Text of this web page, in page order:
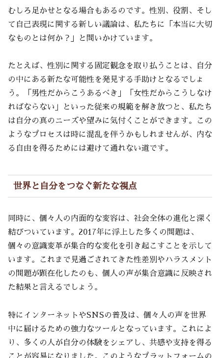
むしろ足かせとなる場合もあるのです。性別、役割、そし
て自己表現に関する新しい議論は、私たちに「本当に大切
なものとは何か？」と問いかけています。
たとえば、性別に関する固定観念を取り払うことは、自分
の中にある新たな可能性を発見する手助けとなるでしょ
う。「男性だからこうあるべき」「女性だからこうしなけ
ればならない」といった従来の規範を解き放つと、私たち
は自分の真のニーズや望みに気付くことができます。この
ようなプロセスは時に混乱を伴うかもしれませんが、内な
る自由を得るためには避けて通れない道です。
世界と自分をつなぐ新たな視点
同時に、個々人の内面的な変容は、社会全体の進化と深く
結びついています。2017年に浮上した多くの問題は、
個々の意識変革が集合的な変化を引き起こすことを示して
います。これまで見過ごされてきた性差別やハラスメント
の問題が顕在化したのも、個人の声が集合意識に反映され
た結果と言えるでしょう。
特にインターネットやSNSの普及は、個々人の声を世界
中に届けるための強力なツールとなっています。これによ
り、多くの人が自分の体験をシェアし、共感や支持を得る